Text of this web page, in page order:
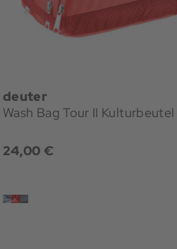
deuter
Wash Bag Tour II Kulturbeutel
24,00 €